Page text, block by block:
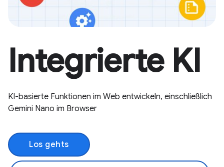
Integrierte KI
KI-basierte Funktionen im Web entwickeln, einschließlich
Gemini Nano im Browser
Los gehts